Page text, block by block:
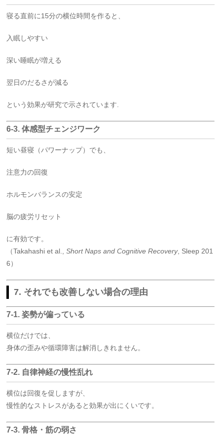
寝る直前に15分の横位時間を作ると、
入眠しやすい
深い睡眠が増える
翌日のだるさが減る
という効果が研究で示されています.
6-3. 体感型チェンジワーク
短い昼寝（パワーナップ）でも、
注意力の回復
ホルモンバランスの安定
脳の疲労リセット
に有効です。
（Takahashi et al.,Short Naps and Cognitive Recovery, Sleep 201
6）
7. それでも改善しない場合の理由
7-1. 姿勢が偏っている
横位だけでは、
身体の歪みや循環障害は解消しきれません。
7-2. 自律神経の慢性乱れ
横位は回復を促しますが、
慢性的なストレスがあると効果が出にくいです。
7-3. 骨格・筋の弱さ